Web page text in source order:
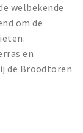
welbekende
om de
en
de Broodtoren